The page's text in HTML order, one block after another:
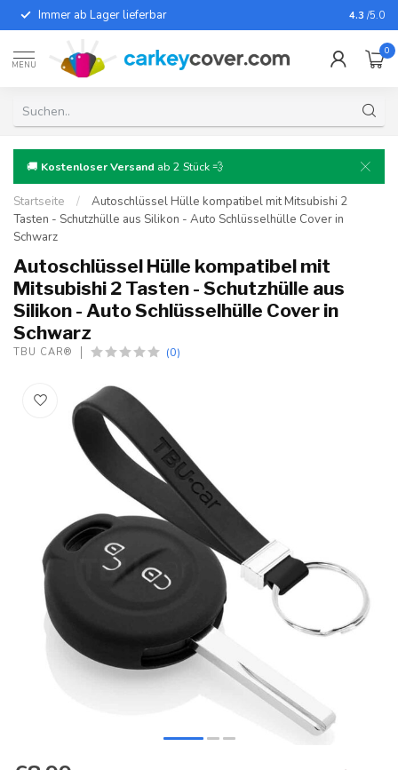
Immer ab Lager lieferbar Für fast
4.3 /5.0
MENU
0
🚚 Kostenloser Versand ab 2 Stück 💨
Startseite /
Autoschlüssel Hülle kompatibel mit Mitsubishi 2
Tasten - Schutzhülle aus Silikon - Auto Schlüsselhülle Cover in
Schwarz
Autoschlüssel Hülle kompatibel mit
Mitsubishi 2 Tasten - Schutzhülle aus
Silikon - Auto Schlüsselhülle Cover in
Schwarz
TBU CAR® (0)